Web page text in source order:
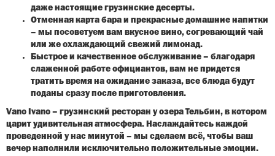
даже настоящие грузинские десерты.
Отменная карта бара и прекрасные домашние напитки
– мы посоветуем вам вкусное вино, согревающий чай
или же охлаждающий свежий лимонад.
Быстрое и качественное обслуживание – благодаря
слаженной работе официантов, вам не придется
тратить время на ожидание заказа, все блюда будут
поданы сразу после приготовления.
Vano Ivano – грузинский ресторан у озера Тельбин, в котором
царит удивительная атмосфера. Наслаждайтесь каждой
проведенной у нас минутой – мы сделаем всё, чтобы ваш
вечер наполнили исключительно положительные эмоции.